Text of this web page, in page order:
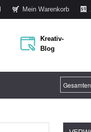
Mein Warenkorb
Kreativ-
Blog